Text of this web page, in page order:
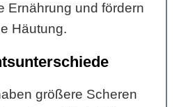
Ernährung und fördern
Häutung.
größere Scheren